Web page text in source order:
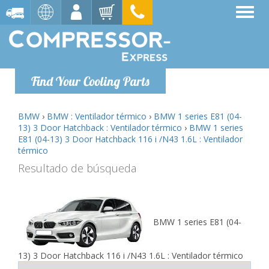
Find Your Cooling Parts
BMW › BMW : Ventilador térmico › BMW 1 series E81 (04-
13) 3 Door Hatchback : Ventilador térmico › BMW 1 series
E81 (04-13) 3 Door Hatchback 116 i /N43 1.6L : Ventilador
térmico
Resultado de búsqueda
BMW 1 series E81 (04-
13) 3 Door Hatchback 116 i /N43 1.6L : Ventilador térmico